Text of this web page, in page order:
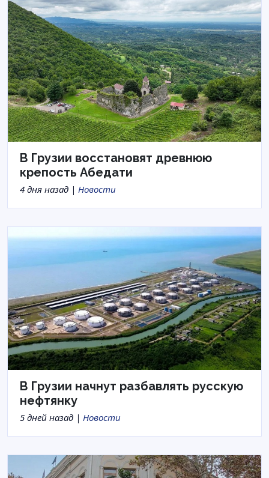
В Грузии восстановят древнюю
крепость Абедати
4 дня назад | Новости
В Грузии начнут разбавлять русскую
нефтянку
5 дней назад | Новости